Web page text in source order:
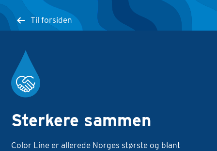
Til forsiden
Sterkere sammen
Color Line er allerede Norges største og blant